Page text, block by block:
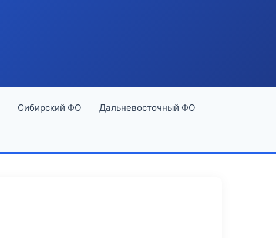
Сибирский ФО Дальневосточный ФО